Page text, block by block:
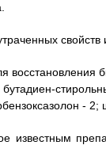
восстановления
-
известным